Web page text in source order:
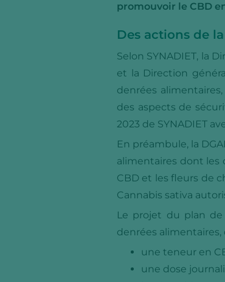
promouvoir le CBD
Des actions de
Selon SYNADIET, la
et la Direction
denrées
des aspects de
2023 de SYNADIET
En préambule, la
alimentaires dont les
CBD et les fleurs de
Cannabis sativa
Le projet du plan
denrées
une teneur en
une dose